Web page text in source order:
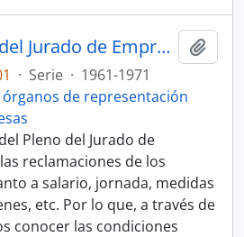
Actas del Pleno del Jurado de Empresa de Fertilizantes Españoles S.A. (FESA)
· Serie · 1961-1971
órganos de representación
Pleno del Jurado de
reclamaciones de los
a salario, jornada, medidas
etc. Por lo que, a través de
conocer las condiciones